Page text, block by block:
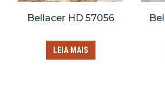
Bellacer HD 57056
LEIA MAIS